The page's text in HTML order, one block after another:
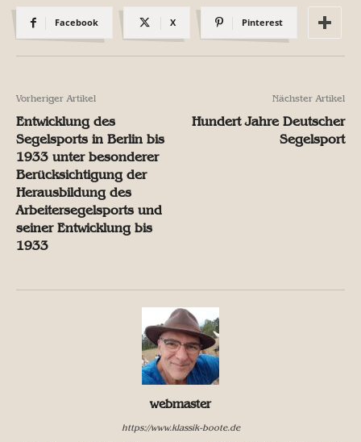
Facebook X Pinterest
Vorheriger Artikel
Entwicklung des
Segelsports in Berlin bis
1933 unter besonderer
Berücksichtigung der
Herausbildung des
Arbeitersegelsports und
seiner Entwicklung bis
1933
Nächster Artikel
Hundert Jahre Deutscher
Segelsport
webmaster
https://www.klassik-boote.de